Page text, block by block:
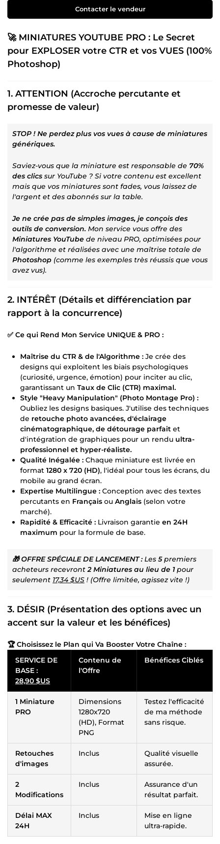
Contacter le vendeur
🚀 MINIATURES YOUTUBE PRO : Le Secret
pour EXPLOSER votre CTR et vos VUES (100%
Photoshop)
1. ATTENTION (Accroche percutante et
promesse de valeur)
STOP ! Ne perdez plus vos vues à cause de miniatures
génériques.
Saviez-vous que la miniature est responsable de 70%
des clics sur YouTube ? Si votre contenu est excellent
mais que vos miniatures sont fades, vous laissez de
l'argent et des abonnés sur la table.
Je ne crée pas de simples images, je conçois des
outils de conversion. Mon service vous offre des
Miniatures YouTube de niveau PRO, optimisées pour
l'algorithme et réalisées avec une maîtrise totale de
Photoshop (comme les exemples très réussis que vous
avez vus).
2. INTÉRÊT (Détails et différenciation par
rapport à la concurrence)
✅ Ce qui Rend Mon Service UNIQUE & PRO :
Maîtrise du CTR & de l'Algorithme : Je crée des
designs qui exploitent les biais psychologiques
(curiosité, urgence, émotion) pour inciter au clic,
garantissant un Taux de Clic (CTR) maximal.
Style "Heavy Manipulation" (Photo Montage Pro) :
Oubliez les designs basiques. J'utilise des techniques
de retouche photo avancées, d'éclairage
cinématographique, de détourage parfait et
d'intégration de graphiques pour un rendu ultra-
professionnel et hyper-réaliste.
Qualité Inégalée : Chaque miniature est livrée en
format 1280 x 720 (HD), l'idéal pour tous les écrans, du
mobile au grand écran.
Expertise Multilingue : Conception avec des textes
percutants en Français ou Anglais (selon votre
marché).
Rapidité & Efficacité : Livraison garantie en 24H
maximum pour la formule de base.
🎁 OFFRE SPÉCIALE DE LANCEMENT :Les 5premiers
acheteurs recevront2 Miniatures au lieu de 1pour
seulement 17,34 $US ! (Offre limitée, agissez vite !)
3. DÉSIR (Présentation des options avec un
accent sur la valeur et les bénéfices)
🏆 Choisissez le Plan qui Va Booster Votre Chaîne :
SERVICE DE
BASE :
28,90 $US
Contenu de
l'Offre
Bénéfices Ciblés
1 Miniature
PRO
Dimensions
1280x720
(HD), Format
PNG
Testez l'efficacité
de ma méthode
sans risque.
Retouches
d'images
Inclus
Qualité visuelle
assurée.
2
Modifications
Inclus
Assurance d'un
résultat parfait.
Délai MAX
24H
Inclus
Mise en ligne
ultra-rapide.